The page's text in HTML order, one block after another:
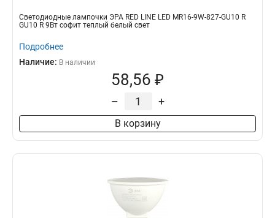
Светодиодные лампочки ЭРА RED LINE LED MR16-9W-827-GU10 R
GU10 R 9Вт софит теплый белый свет
Подробнее
Наличие: В наличии
58,56 ₽
– +
В корзину